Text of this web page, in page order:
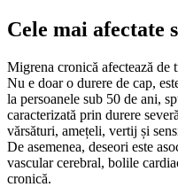
Cele mai afectate
Migrena cronică afectează de
Nu e doar o durere de cap,
la persoanele sub 50 de ani,
caracterizată prin durere
vărsături, amețeli, vertij și
De asemenea, deseori este
vascular cerebral, bolile
cronică.